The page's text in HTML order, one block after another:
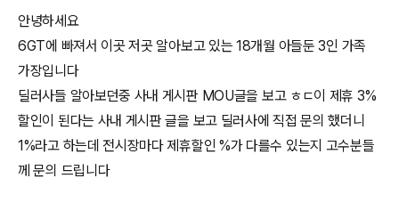
안녕하세요
6GT에 빠져서 이곳 저곳 알아보고 있는 18개월 아들둔 3인 가족
가장입니다
딜러사들 알아보던중 사내 게시판 MOU글을 보고 ㅎㄷ이 제휴 3%
할인이 된다는 사내 게시판 글을 보고 딜러사에 직접 문의 했더니
1%라고 하는데 전시장마다 제휴할인 %가 다를수 있는지 고수분들
께 문의 드립니다